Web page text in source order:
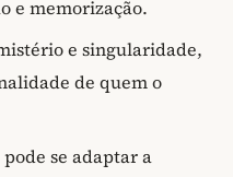
e memorização.
e singularidade,
de quem o
pode se adaptar a